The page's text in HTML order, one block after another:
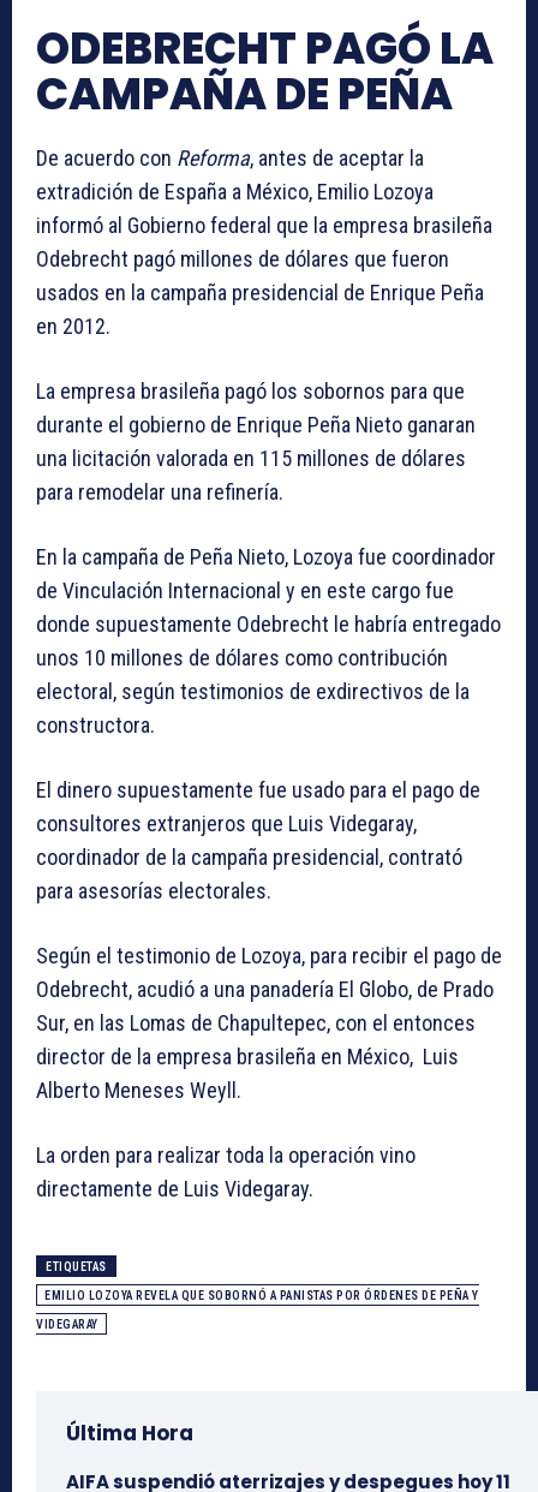
ODEBRECHT PAGÓ LA
CAMPAÑA DE PEÑA
De acuerdo con Reforma, antes de aceptar la
extradición de España a México, Emilio Lozoya
informó al Gobierno federal que la empresa brasileña
Odebrecht pagó millones de dólares que fueron
usados en la campaña presidencial de Enrique Peña
en 2012.
La empresa brasileña pagó los sobornos para que
durante el gobierno de Enrique Peña Nieto ganaran
una licitación valorada en 115 millones de dólares
para remodelar una refinería.
En la campaña de Peña Nieto, Lozoya fue coordinador
de Vinculación Internacional y en este cargo fue
donde supuestamente Odebrecht le habría entregado
unos 10 millones de dólares como contribución
electoral, según testimonios de exdirectivos de la
constructora.
El dinero supuestamente fue usado para el pago de
consultores extranjeros que Luis Videgaray,
coordinador de la campaña presidencial, contrató
para asesorías electorales.
Según el testimonio de Lozoya, para recibir el pago de
Odebrecht, acudió a una panadería El Globo, de Prado
Sur, en las Lomas de Chapultepec, con el entonces
director de la empresa brasileña en México, Luis
Alberto Meneses Weyll.
La orden para realizar toda la operación vino
directamente de Luis Videgaray.
ETIQUETAS
EMILIO LOZOYA REVELA QUE SOBORNÓ A PANISTAS POR ÓRDENES DE PEÑA Y
VIDEGARAY
Última Hora
AIFA suspendió aterrizajes y despegues hoy 11